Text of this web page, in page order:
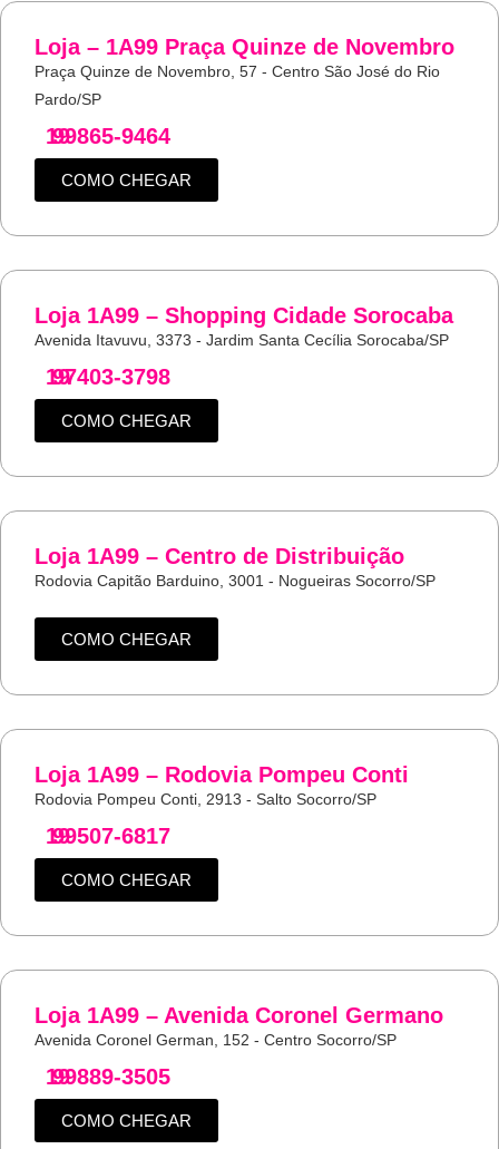
Loja – 1A99 Praça Quinze de Novembro
Praça Quinze de Novembro, 57 - Centro São José do Rio
Pardo/SP
19
99865-9464
COMO CHEGAR
Loja 1A99 – Shopping Cidade Sorocaba
Avenida Itavuvu, 3373 - Jardim Santa Cecília Sorocaba/SP
19
97403-3798
COMO CHEGAR
Loja 1A99 – Centro de Distribuição
Rodovia Capitão Barduino, 3001 - Nogueiras Socorro/SP
COMO CHEGAR
Loja 1A99 – Rodovia Pompeu Conti
Rodovia Pompeu Conti, 2913 - Salto Socorro/SP
19
99507-6817
COMO CHEGAR
Loja 1A99 – Avenida Coronel Germano
Avenida Coronel German, 152 - Centro Socorro/SP
19
99889-3505
COMO CHEGAR